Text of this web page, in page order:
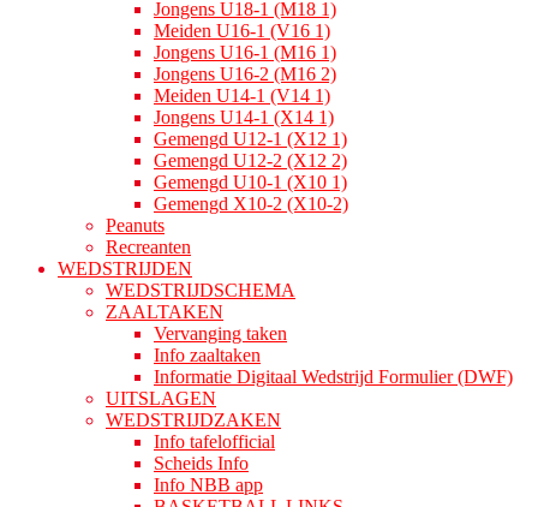
Jongens U18-1 (M18 1)
Meiden U16-1 (V16 1)
Jongens U16-1 (M16 1)
Jongens U16-2 (M16 2)
Meiden U14-1 (V14 1)
Jongens U14-1 (X14 1)
Gemengd U12-1 (X12 1)
Gemengd U12-2 (X12 2)
Gemengd U10-1 (X10 1)
Gemengd X10-2 (X10-2)
Peanuts
Recreanten
WEDSTRIJDEN
WEDSTRIJDSCHEMA
ZAALTAKEN
Vervanging taken
Info zaaltaken
Informatie Digitaal Wedstrijd Formulier (DWF)
UITSLAGEN
WEDSTRIJDZAKEN
Info tafelofficial
Scheids Info
Info NBB app